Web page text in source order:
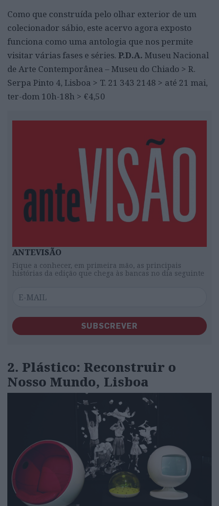
Como que construída pelo olhar exterior de um
colecionador sábio, este acervo agora exposto
funciona como uma antologia que nos permite
visitar várias fases e séries. P.D.A. Museu Nacional
de Arte Contemporânea – Museu do Chiado > R.
Serpa Pinto 4, Lisboa > T. 21 343 2148 > até 21 mai,
ter-dom 10h-18h > €4,50
ANTEVISÃO
Fique a conhecer, em primeira mão, as principais
histórias da edição que chega às bancas no dia seguinte
SUBSCREVER
2. Plástico: Reconstruir o
Nosso Mundo, Lisboa